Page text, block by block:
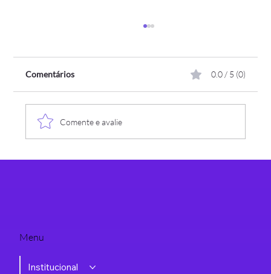
Crescer em tecnologia exige visão coletiva
Comentários 0.0 / 5 (0)
Comente e avalie
Menu
Institucional